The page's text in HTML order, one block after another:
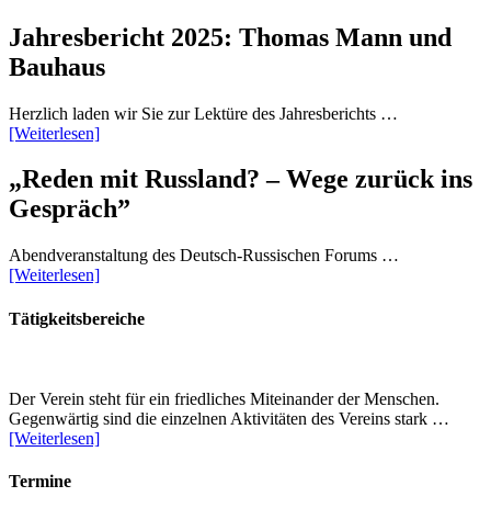
Jahresbericht 2025: Thomas Mann und
Bauhaus
Herzlich laden wir Sie zur Lektüre des Jahresberichts …
[Weiterlesen]
„Reden mit Russland? – Wege zurück ins
Gespräch”
Abendveranstaltung des Deutsch-Russischen Forums …
[Weiterlesen]
Tätigkeitsbereiche
Der Verein steht für ein friedliches Miteinander der Menschen.
Gegenwärtig sind die einzelnen Aktivitäten des Vereins stark …
[Weiterlesen]
Termine